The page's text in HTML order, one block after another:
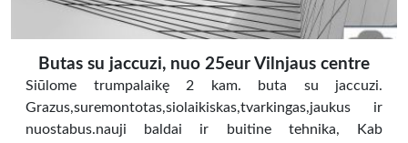
Butas su jaccuzi, nuo 25eur Vilnjaus centre
Siūlome trumpalaikę 2 kam. buta su jaccuzi.
Grazus,suremontotas,siolaikiskas,tvarkingas,jaukus ir
nuostabus.nauji baldai ir buitine tehnika, Kab